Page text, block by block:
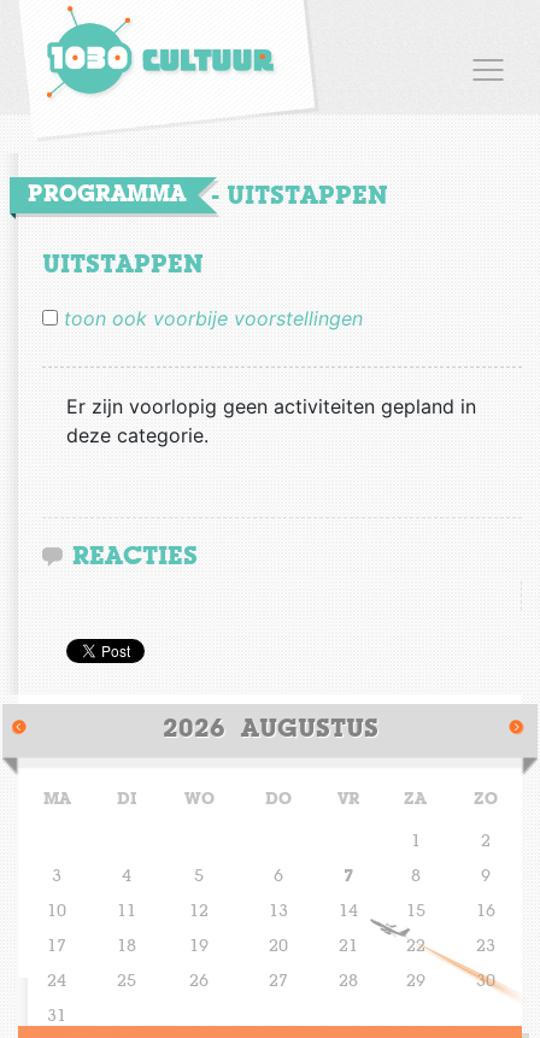
HOME
dans
humor feesten en events
buurt
CURSUS
CONTACT
Cultuurbeleid
2026 AUGUSTUS
MA DI WO DO VR ZA ZO
1
2
3
4 5 6 7 8
9
10
11 12 13 14 15
16
17
18 19 20 21 22
23
24
25 26 27 28 29
30
31
PROGRAMMA - UITSTAPPEN
UITSTAPPEN
toon ook voorbije voorstellingen
Er zijn voorlopig geen activiteiten gepland in
deze categorie.
REACTIES